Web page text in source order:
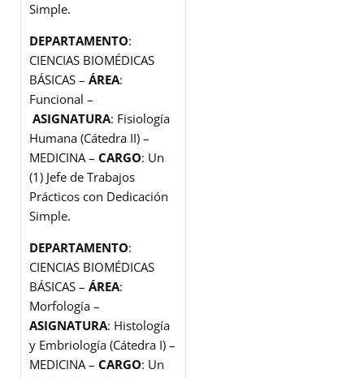
Simple.
DEPARTAMENTO:
CIENCIAS BIOMÉDICAS
BÁSICAS – ÁREA:
Funcional –
ASIGNATURA: Fisiología
Humana (Cátedra II) –
MEDICINA – CARGO: Un
(1) Jefe de Trabajos
Prácticos con Dedicación
Simple.
DEPARTAMENTO:
CIENCIAS BIOMÉDICAS
BÁSICAS – ÁREA:
Morfología –
ASIGNATURA: Histología
y Embriología (Cátedra I) –
MEDICINA – CARGO: Un